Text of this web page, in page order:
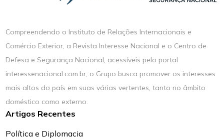
Compreendendo o Instituto de Relações Internacionais e
Comércio Exterior, a Revista Interesse Nacional e o Centro de
Defesa e Segurança Nacional, acessíveis pelo portal
interessenacional.com.br, o Grupo busca promover os interesses
mais altos do país em suas várias vertentes, tanto no âmbito
doméstico como externo.
Artigos Recentes
Política e Diplomacia